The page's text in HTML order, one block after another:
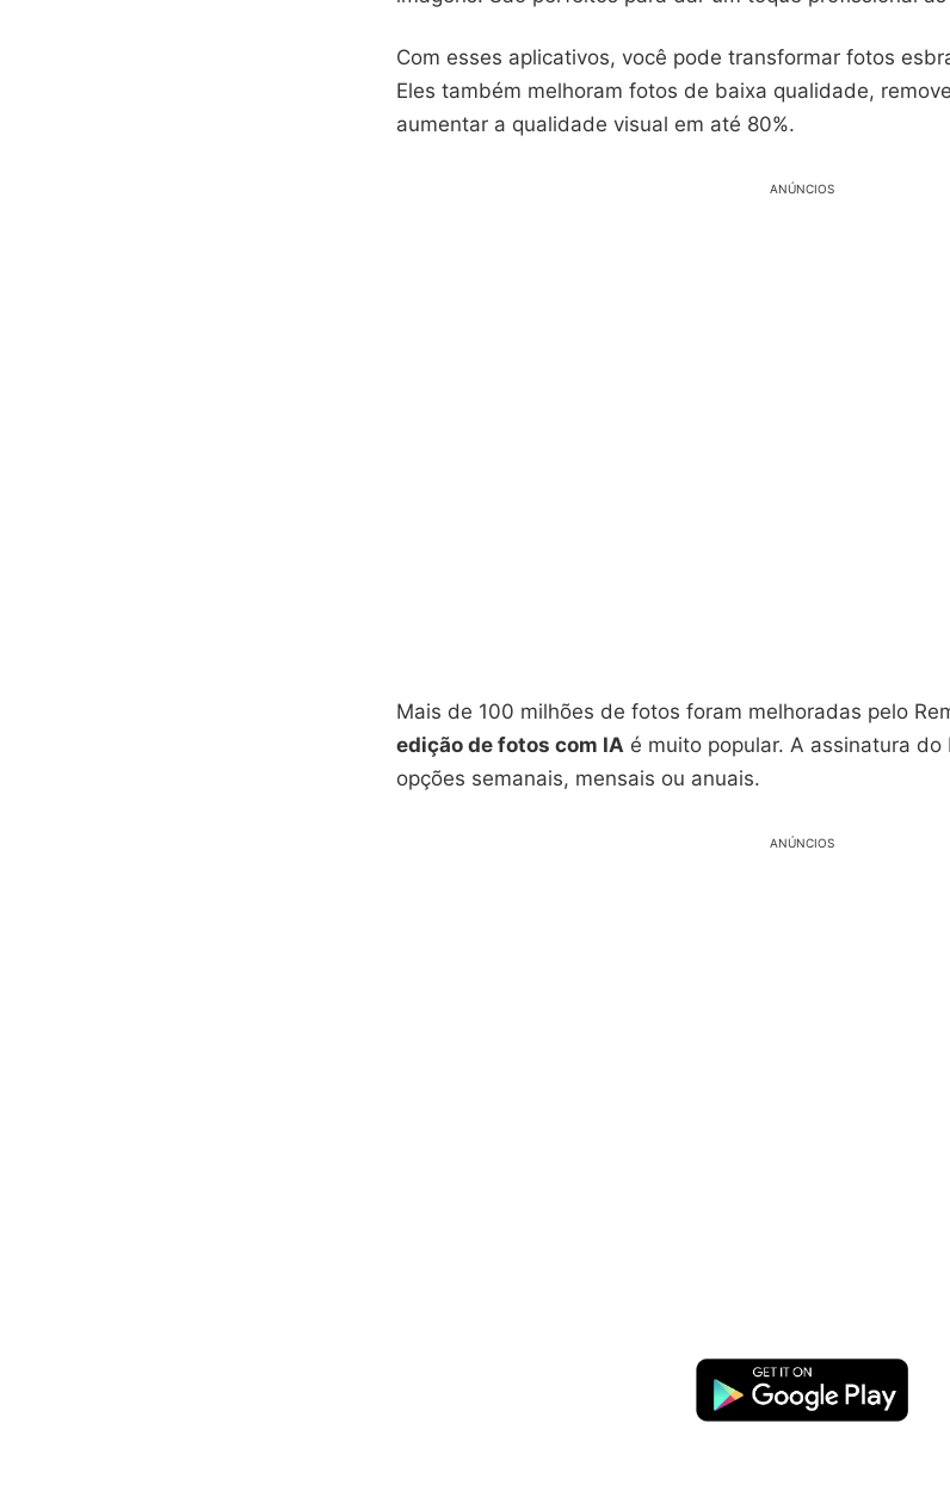
Com esses aplicativos, você pode transformar fotos
Eles também melhoram fotos de baixa qualidade,
aumentar a qualidade visual em até 80%.
ANÚNCIOS
Mais de 100 milhões de fotos foram melhoradas pelo
edição de fotos com IA é muito popular. A assinatura do
opções semanais, mensais ou anuais.
ANÚNCIOS